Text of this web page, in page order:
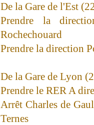
De la Gare de l'Est
Prendre la
Rochechouard
Prendre la direction
De la Gare de Lyon
Prendre le RER A
Arrêt Charles de
Ternes